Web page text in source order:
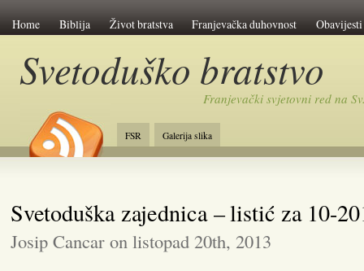
Home Biblija Život bratstva Franjevačka duhovnost Obavijesti
Svetoduško bratstvo
Franjevački svjetovni red na
FSR Galerija slika
Svetoduška zajednica – listić za 10-
Josip Cancar on listopad 20th, 2013